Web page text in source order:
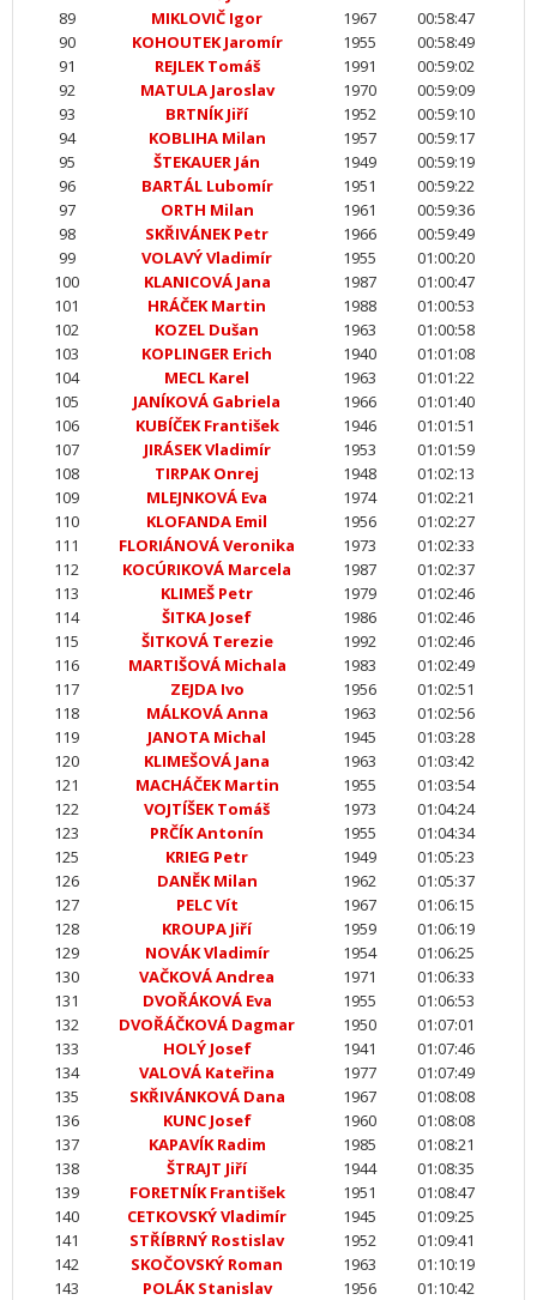
89
MIKLOVIČ Igor 1967
00:58:47
90
KOHOUTEK Jaromír 1955
00:58:49
91
REJLEK Tomáš 1991
00:59:02
92
MATULA Jaroslav 1970
00:59:09
93
BRTNÍK Jiří 1952
00:59:10
94
KOBLIHA Milan 1957
00:59:17
95
ŠTEKAUER Ján 1949
00:59:19
96
BARTÁL Lubomír 1951
00:59:22
97
ORTH Milan 1961
00:59:36
98
SKŘIVÁNEK Petr 1966
00:59:49
99
VOLAVÝ Vladimír 1955
01:00:20
100
KLANICOVÁ Jana 1987
01:00:47
101
HRÁČEK Martin 1988
01:00:53
102
KOZEL Dušan 1963
01:00:58
103
KOPLINGER Erich 1940
01:01:08
104
MECL Karel 1963
01:01:22
105
JANÍKOVÁ Gabriela 1966
01:01:40
106
KUBÍČEK František 1946
01:01:51
107
JIRÁSEK Vladimír 1953
01:01:59
108
TIRPAK Onrej 1948
01:02:13
109
MLEJNKOVÁ Eva 1974
01:02:21
110
KLOFANDA Emil 1956
01:02:27
111
FLORIÁNOVÁ Veronika 1973
01:02:33
112
KOCÚRIKOVÁ Marcela 1987
01:02:37
113
KLIMEŠ Petr 1979
01:02:46
114
ŠITKA Josef 1986
01:02:46
115
ŠITKOVÁ Terezie 1992
01:02:46
116
MARTIŠOVÁ Michala 1983
01:02:49
117
ZEJDA Ivo 1956
01:02:51
118
MÁLKOVÁ Anna 1963
01:02:56
119
JANOTA Michal 1945
01:03:28
120
KLIMEŠOVÁ Jana 1963
01:03:42
121
MACHÁČEK Martin 1955
01:03:54
122
VOJTÍŠEK Tomáš 1973
01:04:24
123
PRČÍK Antonín 1955
01:04:34
125
KRIEG Petr 1949
01:05:23
126
DANĚK Milan 1962
01:05:37
127
PELC Vít 1967
01:06:15
128
KROUPA Jiří 1959
01:06:19
129
NOVÁK Vladimír 1954
01:06:25
130
VAČKOVÁ Andrea 1971
01:06:33
131
DVOŘÁKOVÁ Eva 1955
01:06:53
132
DVOŘÁČKOVÁ Dagmar 1950
01:07:01
133
HOLÝ Josef 1941
01:07:46
134
VALOVÁ Kateřina 1977
01:07:49
135
SKŘIVÁNKOVÁ Dana 1967
01:08:08
136
KUNC Josef 1960
01:08:08
137
KAPAVÍK Radim 1985
01:08:21
138
ŠTRAJT Jiří 1944
01:08:35
139
FORETNÍK František 1951
01:08:47
140
CETKOVSKÝ Vladimír 1945
01:09:25
141
STŘÍBRNÝ Rostislav 1952
01:09:41
142
SKOČOVSKÝ Roman 1963
01:10:19
143
POLÁK Stanislav 1956
01:10:42